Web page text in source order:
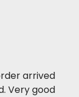
arrived
Very good